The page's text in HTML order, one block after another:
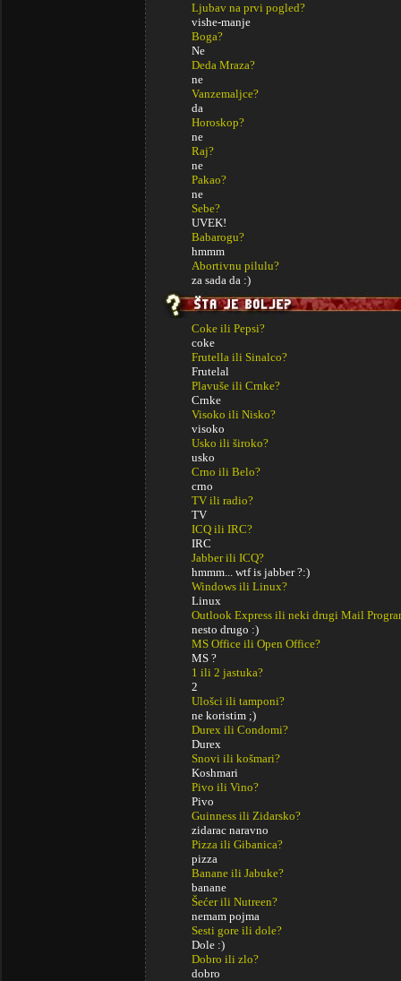
Ljubav na prvi pogled?
vishe-manje
Boga?
Ne
Deda Mraza?
ne
Vanzemaljce?
da
Horoskop?
ne
Raj?
ne
Pakao?
ne
Sebe?
UVEK!
Babarogu?
hmmm
Abortivnu pilulu?
za sada da :)
Coke ili Pepsi?
coke
Frutella ili Sinalco?
Frutelal
Plavuše ili Crnke?
Crnke
Visoko ili Nisko?
visoko
Usko ili široko?
usko
Crno ili Belo?
crno
TV ili radio?
TV
ICQ ili IRC?
IRC
Jabber ili ICQ?
hmmm... wtf is jabber ?:)
Windows ili Linux?
Linux
Outlook Express ili neki drugi Mail
nesto drugo :)
MS Office ili Open Office?
MS ?
1 ili 2 jastuka?
2
Ulošci ili tamponi?
ne koristim ;)
Durex ili Condomi?
Durex
Snovi ili košmari?
Koshmari
Pivo ili Vino?
Pivo
Guinness ili Zidarsko?
zidarac naravno
Pizza ili Gibanica?
pizza
Banane ili Jabuke?
banane
Šećer ili Nutreen?
nemam pojma
Sesti gore ili dole?
Dole :)
Dobro ili zlo?
dobro